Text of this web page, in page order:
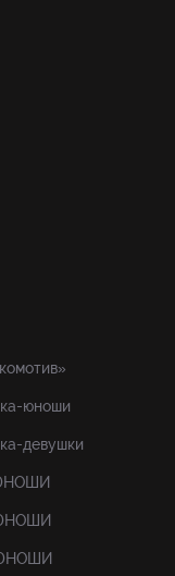
юноши
девушки